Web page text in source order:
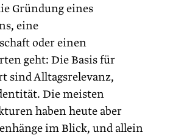
Gründung eines
eine
oder einen
geht: Die Basis für
sind Alltagsrelevanz,
Die meisten
haben heute aber
im Blick, und allein